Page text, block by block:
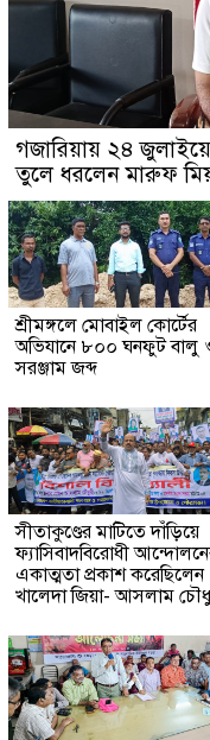
গজারিয়ায় ২৪
তুলে ধরলেন মারুফ
শ্রীমঙ্গলে মোবাইল কোর্টের
অভিযানে ৮০০ ঘনফুট বালু
সরঞ্জাম জব্দ
সীতাকুণ্ডের মাটিতে দাঁড়িয়ে
ফ্যাসিবাদবিরোধী
একাত্মতা প্রকাশ করেছিলেন
খালেদা জিয়া- আসলাম